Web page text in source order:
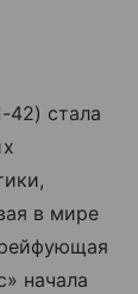
стала
в мире
начала